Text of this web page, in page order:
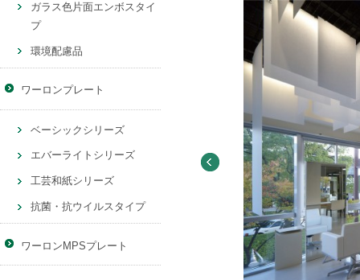
ガラス色片面エンボスタイ
プ
環境配慮品
ワーロンプレート
ベーシックシリーズ
エバーライトシリーズ
工芸和紙シリーズ
抗菌・抗ウイルスタイプ
ワーロンMPSプレート